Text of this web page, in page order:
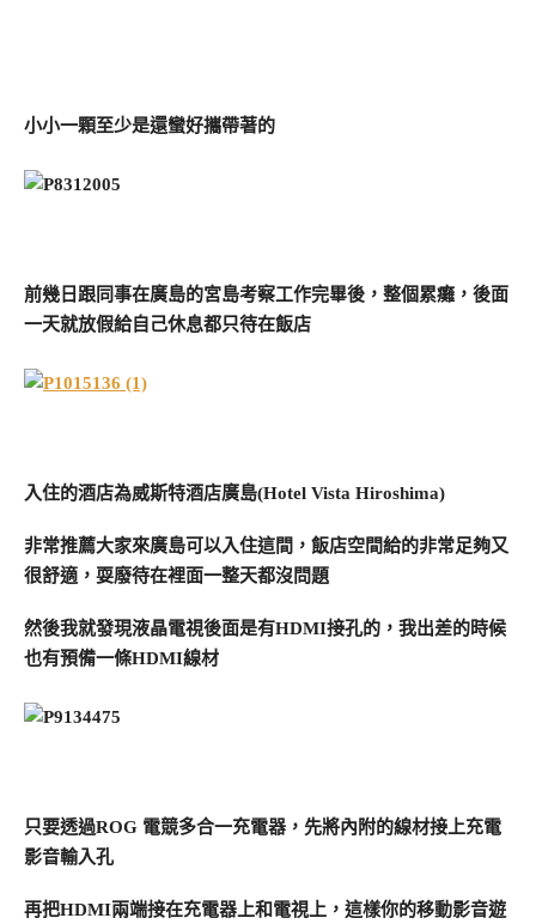
小小一顆至少是還蠻好攜帶著的
前幾日跟同事在廣島的宮島考察工作完畢後，整個累癱，後面
一天就放假給自己休息都只待在飯店
入住的酒店為威斯特酒店廣島(Hotel Vista Hiroshima)
非常推薦大家來廣島可以入住這間，飯店空間給的非常足夠又
很舒適，耍廢待在裡面一整天都沒問題
然後我就發現液晶電視後面是有HDMI接孔的，我出差的時候
也有預備一條HDMI線材
只要透過ROG 電競多合一充電器，先將內附的線材接上充電
影音輸入孔
再把HDMI兩端接在充電器上和電視上，這樣你的移動影音遊